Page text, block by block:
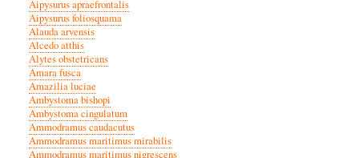
Aipysurus apraefrontalis
Aipysurus foliosquama
Alauda arvensis
Alcedo atthis
Alytes obstetricans
Amara fusca
Amazilia luciae
Ambystoma bishopi
Ambystoma cingulatum
Ammodramus caudacutus
Ammodramus maritimus mirabilis
Ammodramus maritimus nigrescens